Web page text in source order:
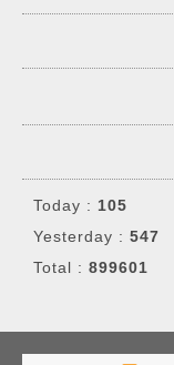
Today : 105
Yesterday : 547
Total : 899601